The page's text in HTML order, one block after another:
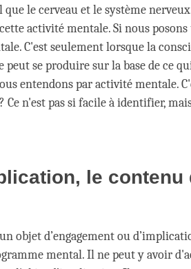
le cerveau et le système
activité mentale. Si nous
C'est seulement lorsque la
se produire sur la base de ce
entendons par activité mentale.
Ce n'est pas si facile à identifier,
le
objet d’engagement ou
mental. Il ne peut y avoir